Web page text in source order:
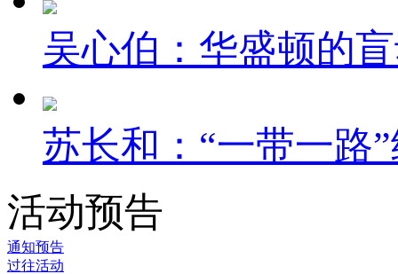
吴心伯：华盛顿的
苏长和：“一带一路
活动预告
通知预告
过往活动